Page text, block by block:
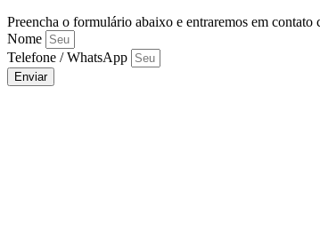
Preencha o formulário abaixo e entraremos em contato
Nome
Telefone / WhatsApp
Enviar